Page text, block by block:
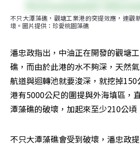
不只大潭藻礁，觀塘工業港的突提效應，連觀
壞。圖片提供：珍愛桃園藻礁
潘忠政指出，中油正在開發的觀塘
礁，而由於此港的水不夠深，天然
航道與迴轉池就要浚深，就挖掉
港有5000公尺的圍提與外海填區，
潭藻礁的破壞，加起來至少210公頃
不只大潭藻礁會受到破壞，潘忠政